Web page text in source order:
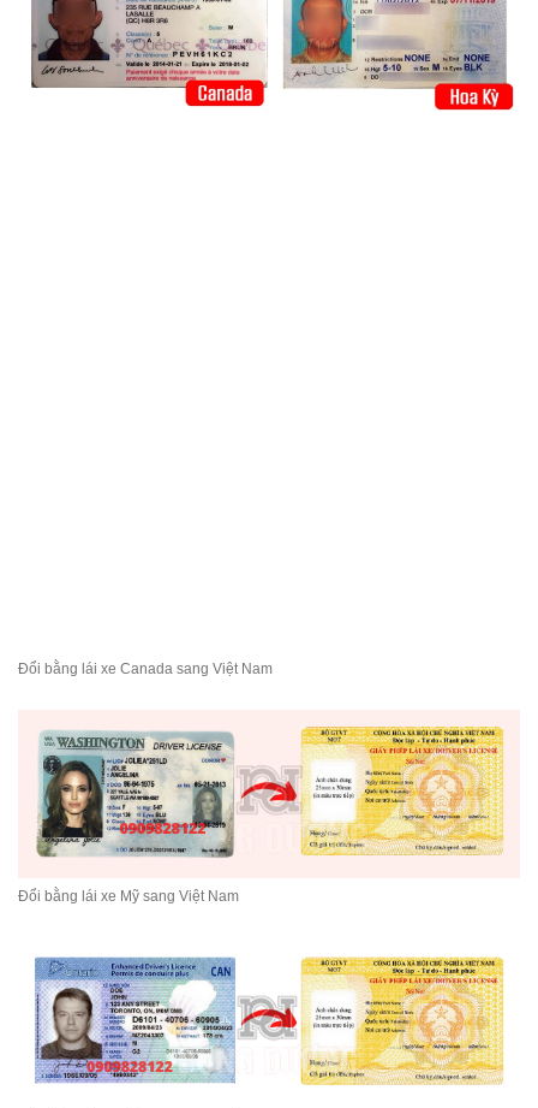
Đổi bằng lái xe Canada sang Việt Nam
Đổi bằng lái xe Mỹ sang Việt Nam